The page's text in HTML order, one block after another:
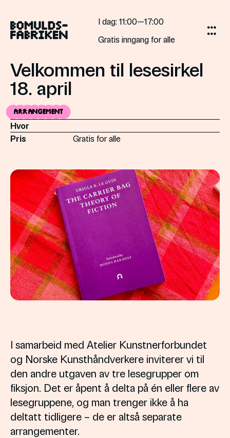
innholdet
I dag: 11:00—17:00
Gratis inngang for alle
Velkommen til lesesirkel
18. april
Arrangement
Hvor
Pris
Gratis for alle
I samarbeid med Atelier Kunstnerforbundet
og Norske Kunsthåndverkere inviterer vi til
den andre utgaven av tre lesegrupper om
fiksjon. Det er åpent å delta på én eller flere av
lesegruppene, og man trenger ikke å ha
deltatt tidligere – de er altså separate
arrangementer.